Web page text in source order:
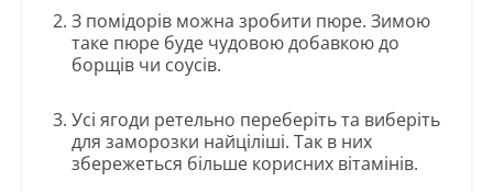
З помідорів можна зробити пюре. Зимою
таке пюре буде чудовою добавкою до
борщів чи соусів.
Усі ягоди ретельно переберіть та виберіть
для заморозки найціліші. Так в них
збережеться більше корисних вітамінів.